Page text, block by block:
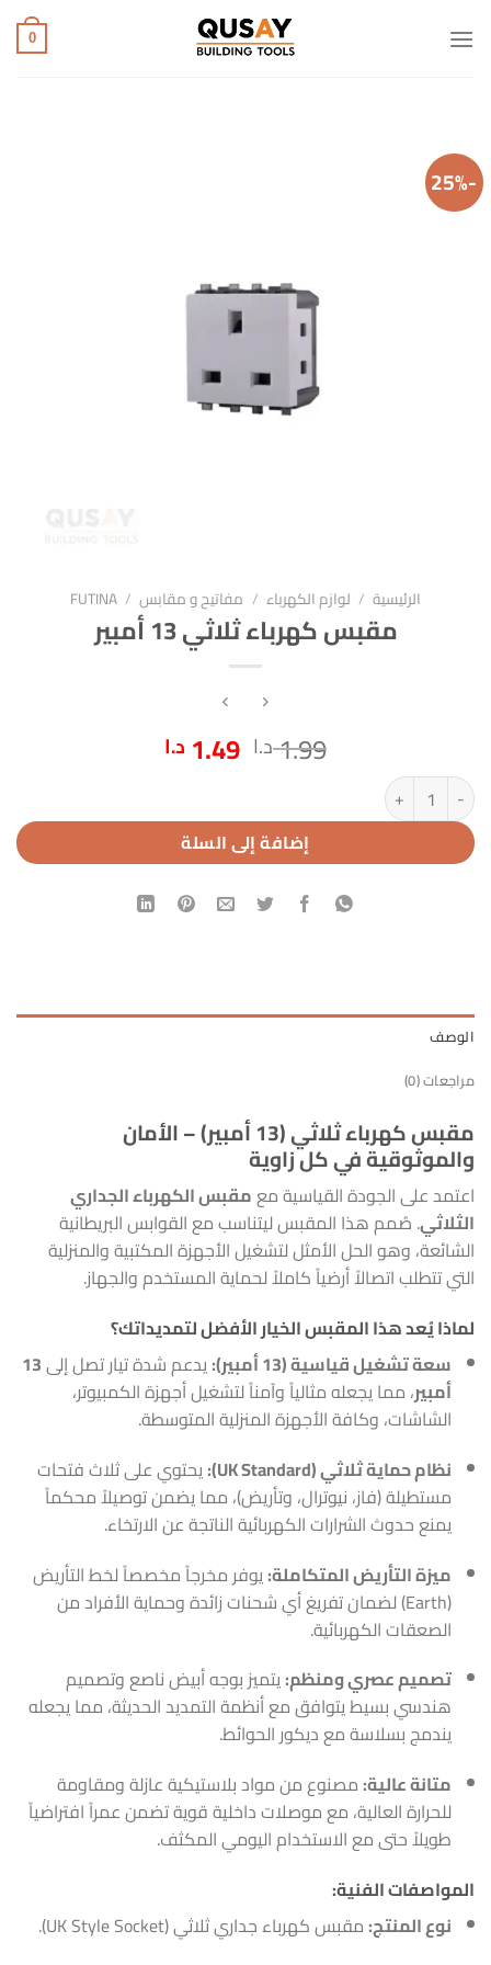
للمحتوى
0
-25%
الرئيسية / لوازم الكهرباء / مفاتيح و مقابس /
FUTINA
مقبس كهرباء ثلاثي 13 أمبير
1.99د.ا السعر
الأصلي
1.99 د.ا.
1.49 د.ا
1.49 د.ا.
كمية مقبس كهرباء ثلاثي 13 أمبير
إضافة إلى السلة
الوصف
مراجعات (0)
مقبس كهرباء ثلاثي (13 أمبير) – الأمان
والموثوقية في كل زاوية
اعتمد على الجودة القياسية معمقبس الكهرباء الجداري
الثلاثي. صُمم هذا المقبس ليتناسب مع القوابس البريطانية
الشائعة، وهو الحل الأمثل لتشغيل الأجهزة المكتبية والمنزلية
التي تتطلب اتصالاً أرضياً كاملاً لحماية المستخدم والجهاز.
لماذا يُعد هذا المقبس الخيار الأفضل لتمديداتك؟
سعة تشغيل قياسية (13 أمبير):
يدعم شدة تيار تصل إلى13
أمبير، مما يجعله مثالياً وآمناً لتشغيل أجهزة الكمبيوتر،
الشاشات، وكافة الأجهزة المنزلية المتوسطة.
نظام حماية ثلاثي (UK Standard):
يحتوي على ثلاث فتحات
مستطيلة (فاز، نيوترال، وتأريض)، مما يضمن توصيلاً محكماً
يمنع حدوث الشرارات الكهربائية الناتجة عن الارتخاء.
ميزة التأريض المتكاملة:يوفر مخرجاً مخصصاً لخط التأريض
(Earth) لضمان تفريغ أي شحنات زائدة وحماية الأفراد من
الصعقات الكهربائية.
تصميم عصري ومنظم:يتميز بوجه أبيض ناصع وتصميم
هندسي بسيط يتوافق مع أنظمة التمديد الحديثة، مما يجعله
يندمج بسلاسة مع ديكور الحوائط.
متانة عالية: مصنوع من مواد بلاستيكية عازلة ومقاومة
للحرارة العالية، مع موصلات داخلية قوية تضمن عمراً افتراضياً
طويلاً حتى مع الاستخدام اليومي المكثف.
المواصفات الفنية:
نوع المنتج: مقبس كهرباء جداري ثلاثي (UK Style Socket).